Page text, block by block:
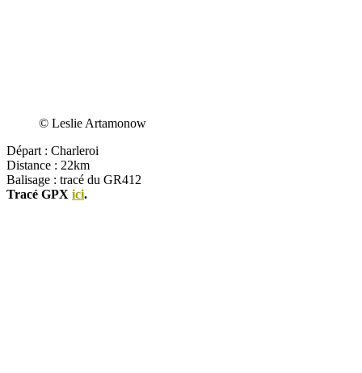
© Leslie Artamonow
Départ : Charleroi
Distance : 22km
Balisage : tracé du GR412
Tracé GPX ici.